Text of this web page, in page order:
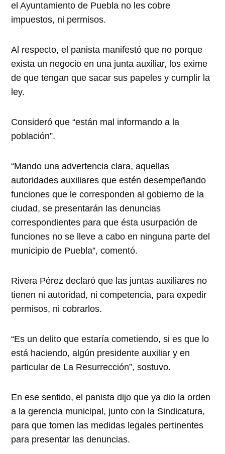
el Ayuntamiento de Puebla no les cobre
impuestos, ni permisos.
Al respecto, el panista manifestó que no porque
exista un negocio en una junta auxiliar, los exime
de que tengan que sacar sus papeles y cumplir la
ley.
Consideró que “están mal informando a la
población”.
“Mando una advertencia clara, aquellas
autoridades auxiliares que estén desempeñando
funciones que le corresponden al gobierno de la
ciudad, se presentarán las denuncias
correspondientes para que ésta usurpación de
funciones no se lleve a cabo en ninguna parte del
municipio de Puebla”, comentó.
Rivera Pérez declaró que las juntas auxiliares no
tienen ni autoridad, ni competencia, para expedir
permisos, ni cobrarlos.
“Es un delito que estaría cometiendo, si es que lo
está haciendo, algún presidente auxiliar y en
particular de La Resurrección”, sostuvo.
En ese sentido, el panista dijo que ya dio la orden
a la gerencia municipal, junto con la Sindicatura,
para que tomen las medidas legales pertinentes
para presentar las denuncias.